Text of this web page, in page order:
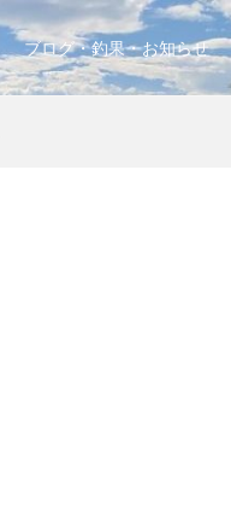
ブログ・釣果・お知らせ